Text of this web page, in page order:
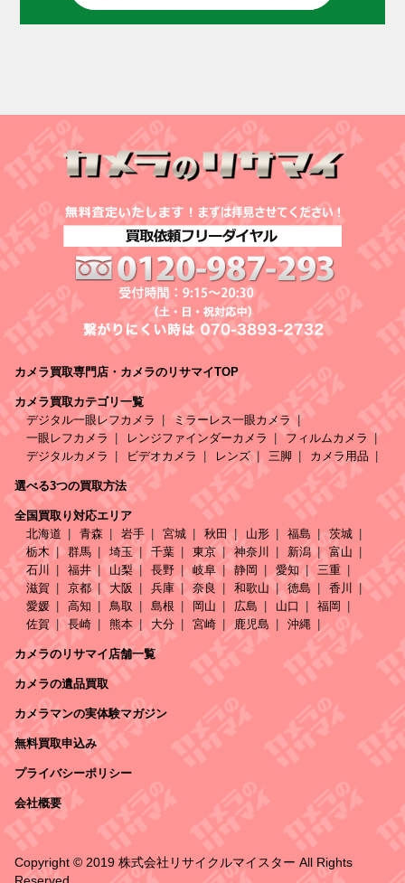
カメラ買取専門店・カメラのリサマイTOP
カメラ買取カテゴリ一覧
デジタル一眼レフカメラ
ミラーレス一眼カメラ
一眼レフカメラ
レンジファインダーカメラ
フィルムカメラ
デジタルカメラ
ビデオカメラ レンズ 三脚 カメラ用品
選べる3つの買取方法
全国買取り対応エリア
北海道
青森 岩手 宮城 秋田 山形 福島
茨城
栃木
群馬 埼玉 千葉 東京 神奈川 新潟
富山
石川
福井 山梨 長野 岐阜 静岡 愛知
三重
滋賀
京都 大阪 兵庫 奈良 和歌山 徳島
香川
愛媛
高知 鳥取 島根 岡山 広島 山口
福岡
佐賀
長崎 熊本 大分 宮崎 鹿児島 沖縄
カメラのリサマイ店舗一覧
カメラの遺品買取
カメラマンの実体験マガジン
無料買取申込み
プライバシーポリシー
会社概要
Copyright © 2019 株式会社リサイクルマイスター All Rights